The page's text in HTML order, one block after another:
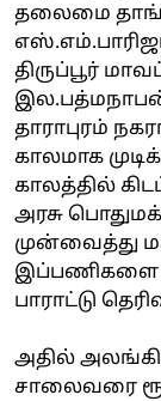
தலைமை
திருப்பூர்
தாராபுரம்
காலமாக
காலத்தில்
அரசு
முன்வைத்து
இப்பணிகளை
பாராட்டு
அதில்
சாலைவரை